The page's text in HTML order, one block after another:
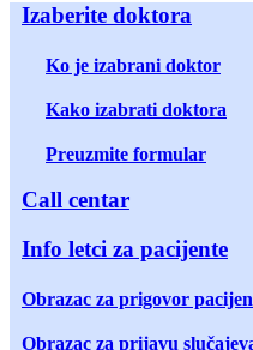
Izaberite doktora
Ko je izabrani doktor
Kako izabrati doktora
Preuzmite formular
Call centar
Info letci za pacijente
Obrazac za prigovor
Obrazac za prijavu